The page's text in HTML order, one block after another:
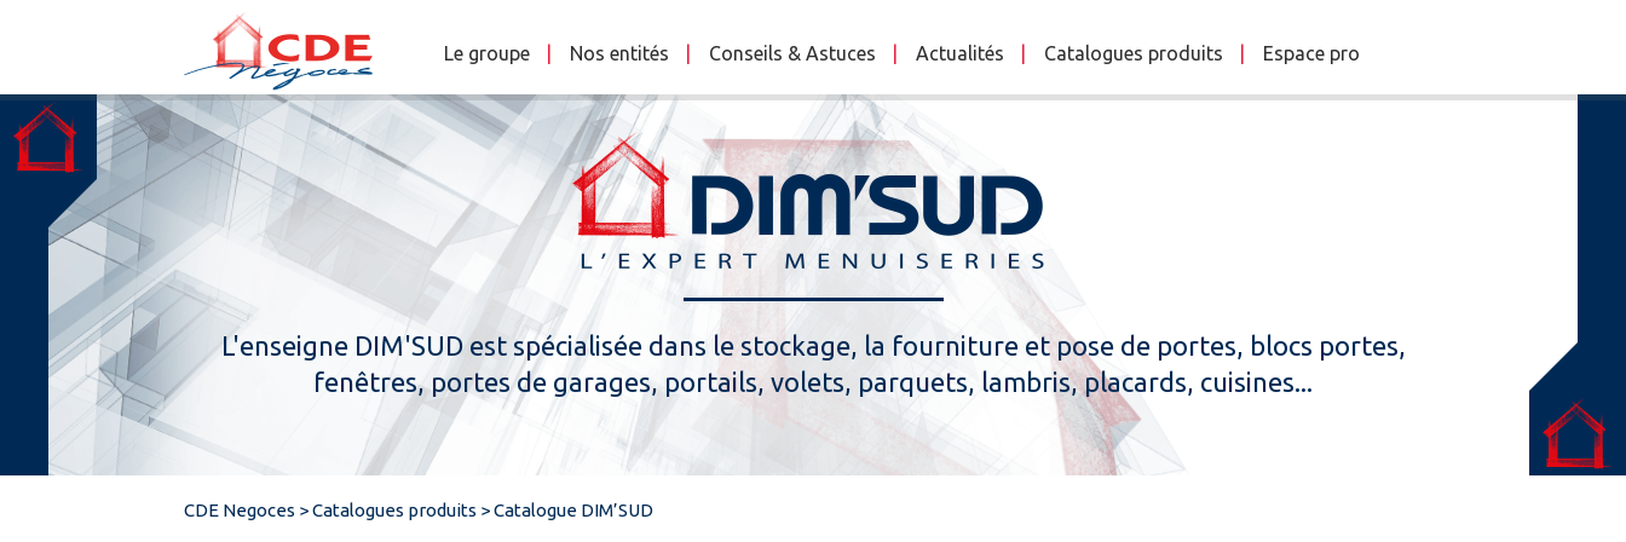
Le groupe Nos entités Conseils & Astuces Actualités Catalogues produits Espace pro
L'enseigne DIM'SUD est spécialisée dans le stockage, la fourniture et pose de portes, blocs portes,
fenêtres, portes de garages, portails, volets, parquets, lambris, placards, cuisines...
CDE Negoces >Catalogues produits >Catalogue DIM’SUD